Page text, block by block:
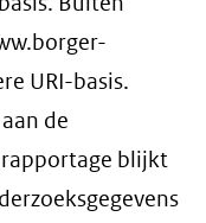
URI-basis.
de
blijkt